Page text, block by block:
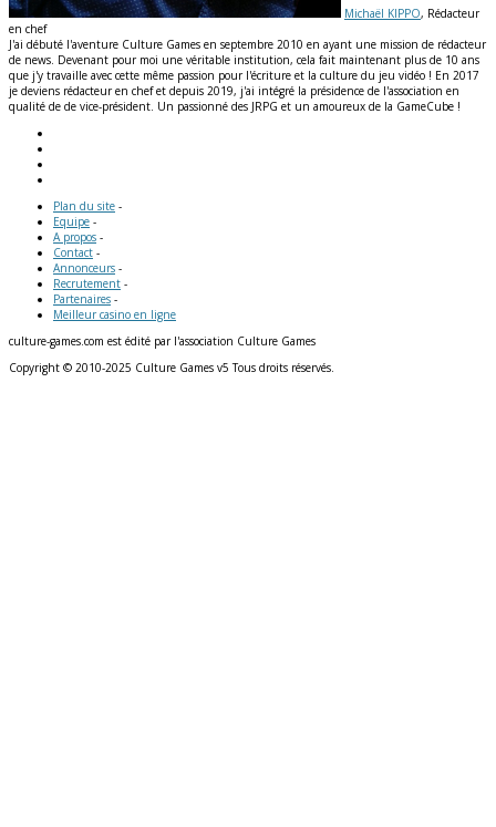
Michaël KIPPO, Rédacteur
en chef
J'ai débuté l'aventure Culture Games en septembre 2010 en ayant une mission de rédacteur
de news. Devenant pour moi une véritable institution, cela fait maintenant plus de 10 ans
que j'y travaille avec cette même passion pour l'écriture et la culture du jeu vidéo ! En 2017
je deviens rédacteur en chef et depuis 2019, j'ai intégré la présidence de l'association en
qualité de de vice-président. Un passionné des JRPG et un amoureux de la GameCube !
Plan du site -
Equipe -
A propos -
Contact -
Annonceurs -
Recrutement -
Partenaires -
Meilleur casino en ligne
culture-games.com est édité par l'association Culture Games
Copyright © 2010-2025 Culture Games v5 Tous droits réservés.